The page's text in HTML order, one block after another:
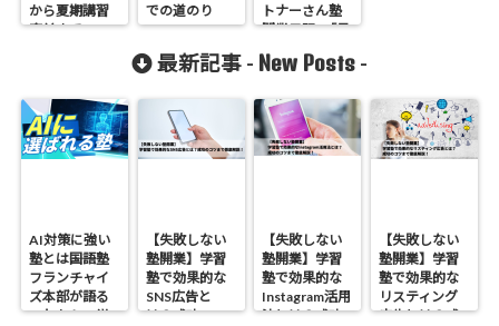
から夏期講習
直前まで
での道のり
トナーさん塾
開業日記2「最
最新記事 - New Posts -
AI対策に強い
塾とは――国語塾
フランチャイ
ズ本部が語る
これからの学
【失敗しない
塾開業】学習
塾で効果的な
SNS広告と
は？成功のコ
【失敗しない
塾開業】学習
塾で効果的な
Instagram活用
法とは？成功
【失敗しない
塾開業】学習
塾で効果的な
リスティング
広告とは？成